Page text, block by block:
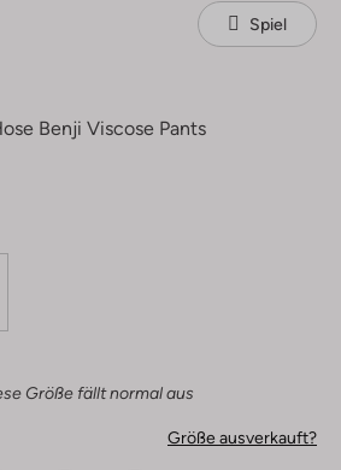
Spiel
Benji Viscose Pants
Größe fällt normal aus
Größe ausverkauft?